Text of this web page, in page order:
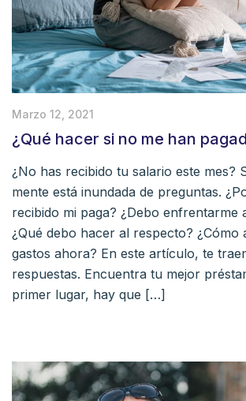
Marzo 12, 2021
¿Qué hacer si no me han
¿No has recibido tu salario este mes?
mente está inundada de preguntas.
recibido mi paga? ¿Debo enfrentarme
¿Qué debo hacer al respecto? ¿Cómo
gastos ahora? En este artículo, te
respuestas. Encuentra tu mejor
primer lugar, hay que […]